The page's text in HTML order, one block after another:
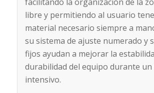
libre y permitiendo al usuario
material necesario siempre a
su sistema de ajuste numerado y
fijos ayudan a mejorar la
durabilidad del equipo durante un
intensivo.